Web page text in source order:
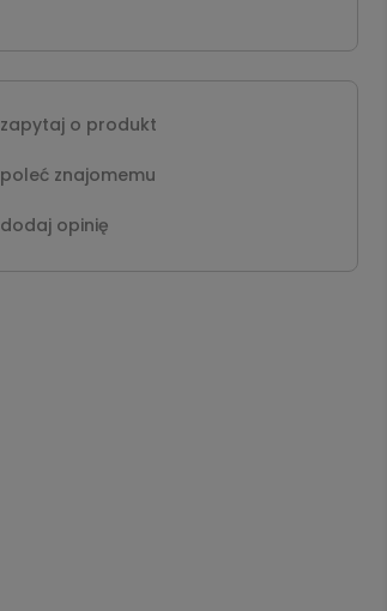
zapytaj o produkt
poleć znajomemu
dodaj opinię